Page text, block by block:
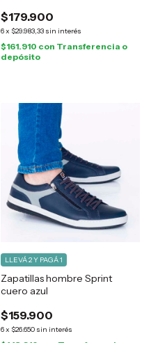
$179.900
6x $29.983,33 sin interés
$161.910 con Transferencia o
depósito
Zapatillas hombre Sprint
cuero azul
$159.900
6x $26.650 sin interés
LLEVÁ 2 Y PAGÁ 1